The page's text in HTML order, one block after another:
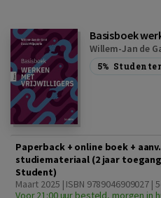
Basisboek
Willem-Jan de
5%
Paperback + online boek + aanv.
studiemateriaal (2 jaar
Student)
Maart 2025 | ISBN 9789046909027 |
Voor 21:00 uur besteld, morgen in